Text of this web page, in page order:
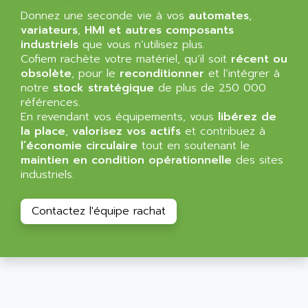
MINI MAESTRO
NT3
CYBER 4000
RPX30
SINUMERIK 820/
LOGO
SIMATIC MULTIPANEL
CL200
PWE
CL300
ALLEGRO MICROSYSTEMS
ALLEN
ALLEN BRADLEY
ALLEN CODIERGERATE GMBH
ALLEN CODING SYSTEMS
ALLEN SYSTEMS
ALLIANCE INSTRUMENTS
ALLIANCE MEMORY
ALLIED TELESIS
ALLIED TELESYN
ALLIED VISION
ALLISON
Donnez une seconde vie à vos automates,
variateurs, HMI et autres composants
industriels que vous n’utilisez plus.
Cofiem rachète votre matériel, qu’il soit récent ou
obsolète, pour le reconditionner et l’intégrer à
notre stock stratégique de plus de 250 000
références.
En revendant vos équipements, vous libérez de
la place, valorisez vos actifs et contribuez à
l’économie circulaire tout en soutenant le
maintien en condition opérationnelle des sites
industriels.
Contactez l'équipe rachat